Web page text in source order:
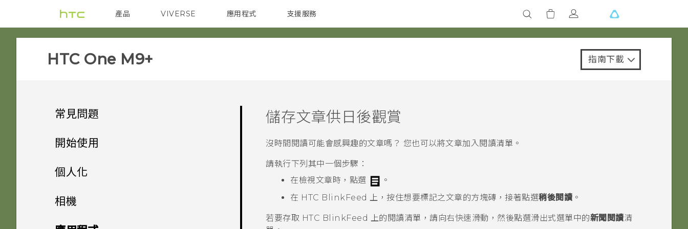
產品
VIVE 智能手機 G REIGNS 配件
VIVERSE 應用程式 支援服務
HTC One M9+‎ 指南下載
常見問題
SETTINGS
開始使用
手機上的各種便利功能
指紋感應器
個人化
手機設定及傳輸
初次設定 HTC One M9+
個人化
相機
相機
儲存文章供日後觀賞
沒時間閱讀可能會感興趣的文章嗎？ 您也可以將文章加入閱讀清單。
請執行下列其中一個步驟：
在檢視文章時，點選
。
在 HTC BlinkFeed 上，按住想要標記之文章的方塊磚，接著點選稍後閱讀 。
若要存取 HTC BlinkFeed 上的閱讀清單，請向右快速滑動，然後點選滑出式選單中的新聞閱讀清